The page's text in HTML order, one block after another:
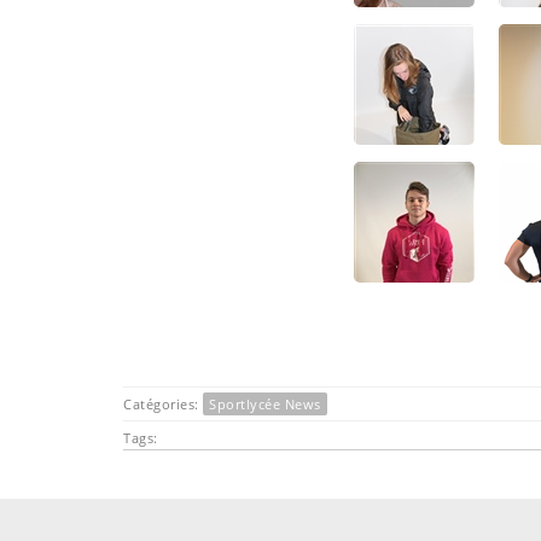
Catégories:
Sportlycée News
Tags: